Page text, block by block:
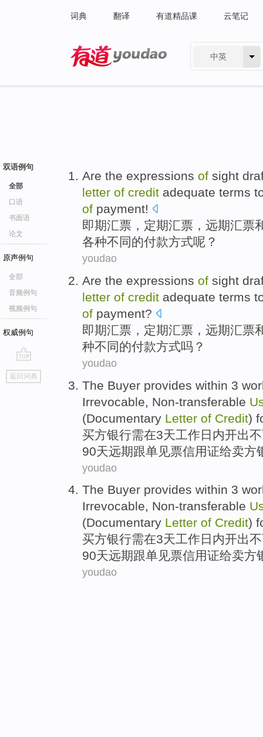
词典 翻译 有道精品课 云笔记
中英
双语例句
全部
口语
书面语
论文
原声例句
全部
音频例句
视频例句
权威例句
go
top
返回词典
Are the expressions of sight
letter of credit adequate terms
of payment!
即期汇票 ，定期汇票， 远期汇票
各种不同的付款方式呢？
youdao
Are the expressions of sight
letter of credit adequate terms
of payment?
即期汇票 ，定期汇票 ， 远期汇票
种不同的付款方式吗？
youdao
The Buyer provides within 3
Irrevocable, Non-transferable
(Documentary Letter of Credit)
买方银行需在3天工作日内开出
90天远期跟单见票信用证给卖方
youdao
The Buyer provides within 3
Irrevocable, Non-transferable
(Documentary Letter of Credit)
买方银行需在3天工作日内开出
90天远期跟单见票信用证给卖方
youdao